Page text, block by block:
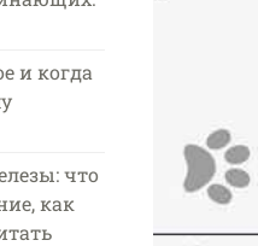
и когда
что
как